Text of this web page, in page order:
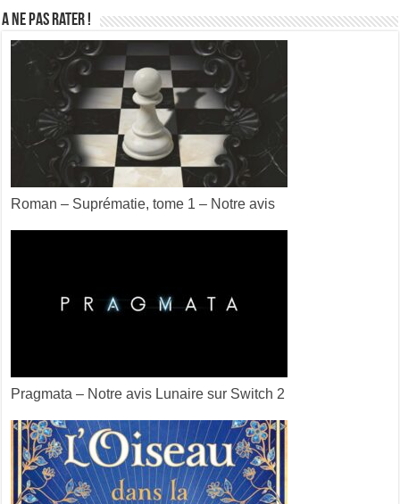
A ne pas rater !
Roman – Suprématie, tome 1 – Notre avis
Pragmata – Notre avis Lunaire sur Switch 2